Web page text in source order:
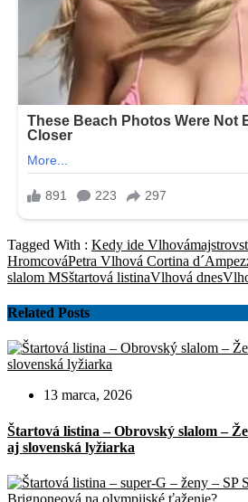
Tagged With : Kedy ide Vlhová
HromcováPetra Vlhová Cortina
slalom MSštartová listinaVlhová dnes
Related Posts
13 marca, 2026
Štartová listina – Obrovský slalom –
aj slovenská lyžiarka